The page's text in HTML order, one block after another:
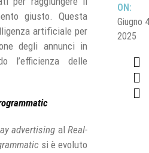
giusto. Questa
artificiale per
degli annunci in
l’efficienza delle
advertising alReal-
si è evoluto
ON:
Giugno
2025